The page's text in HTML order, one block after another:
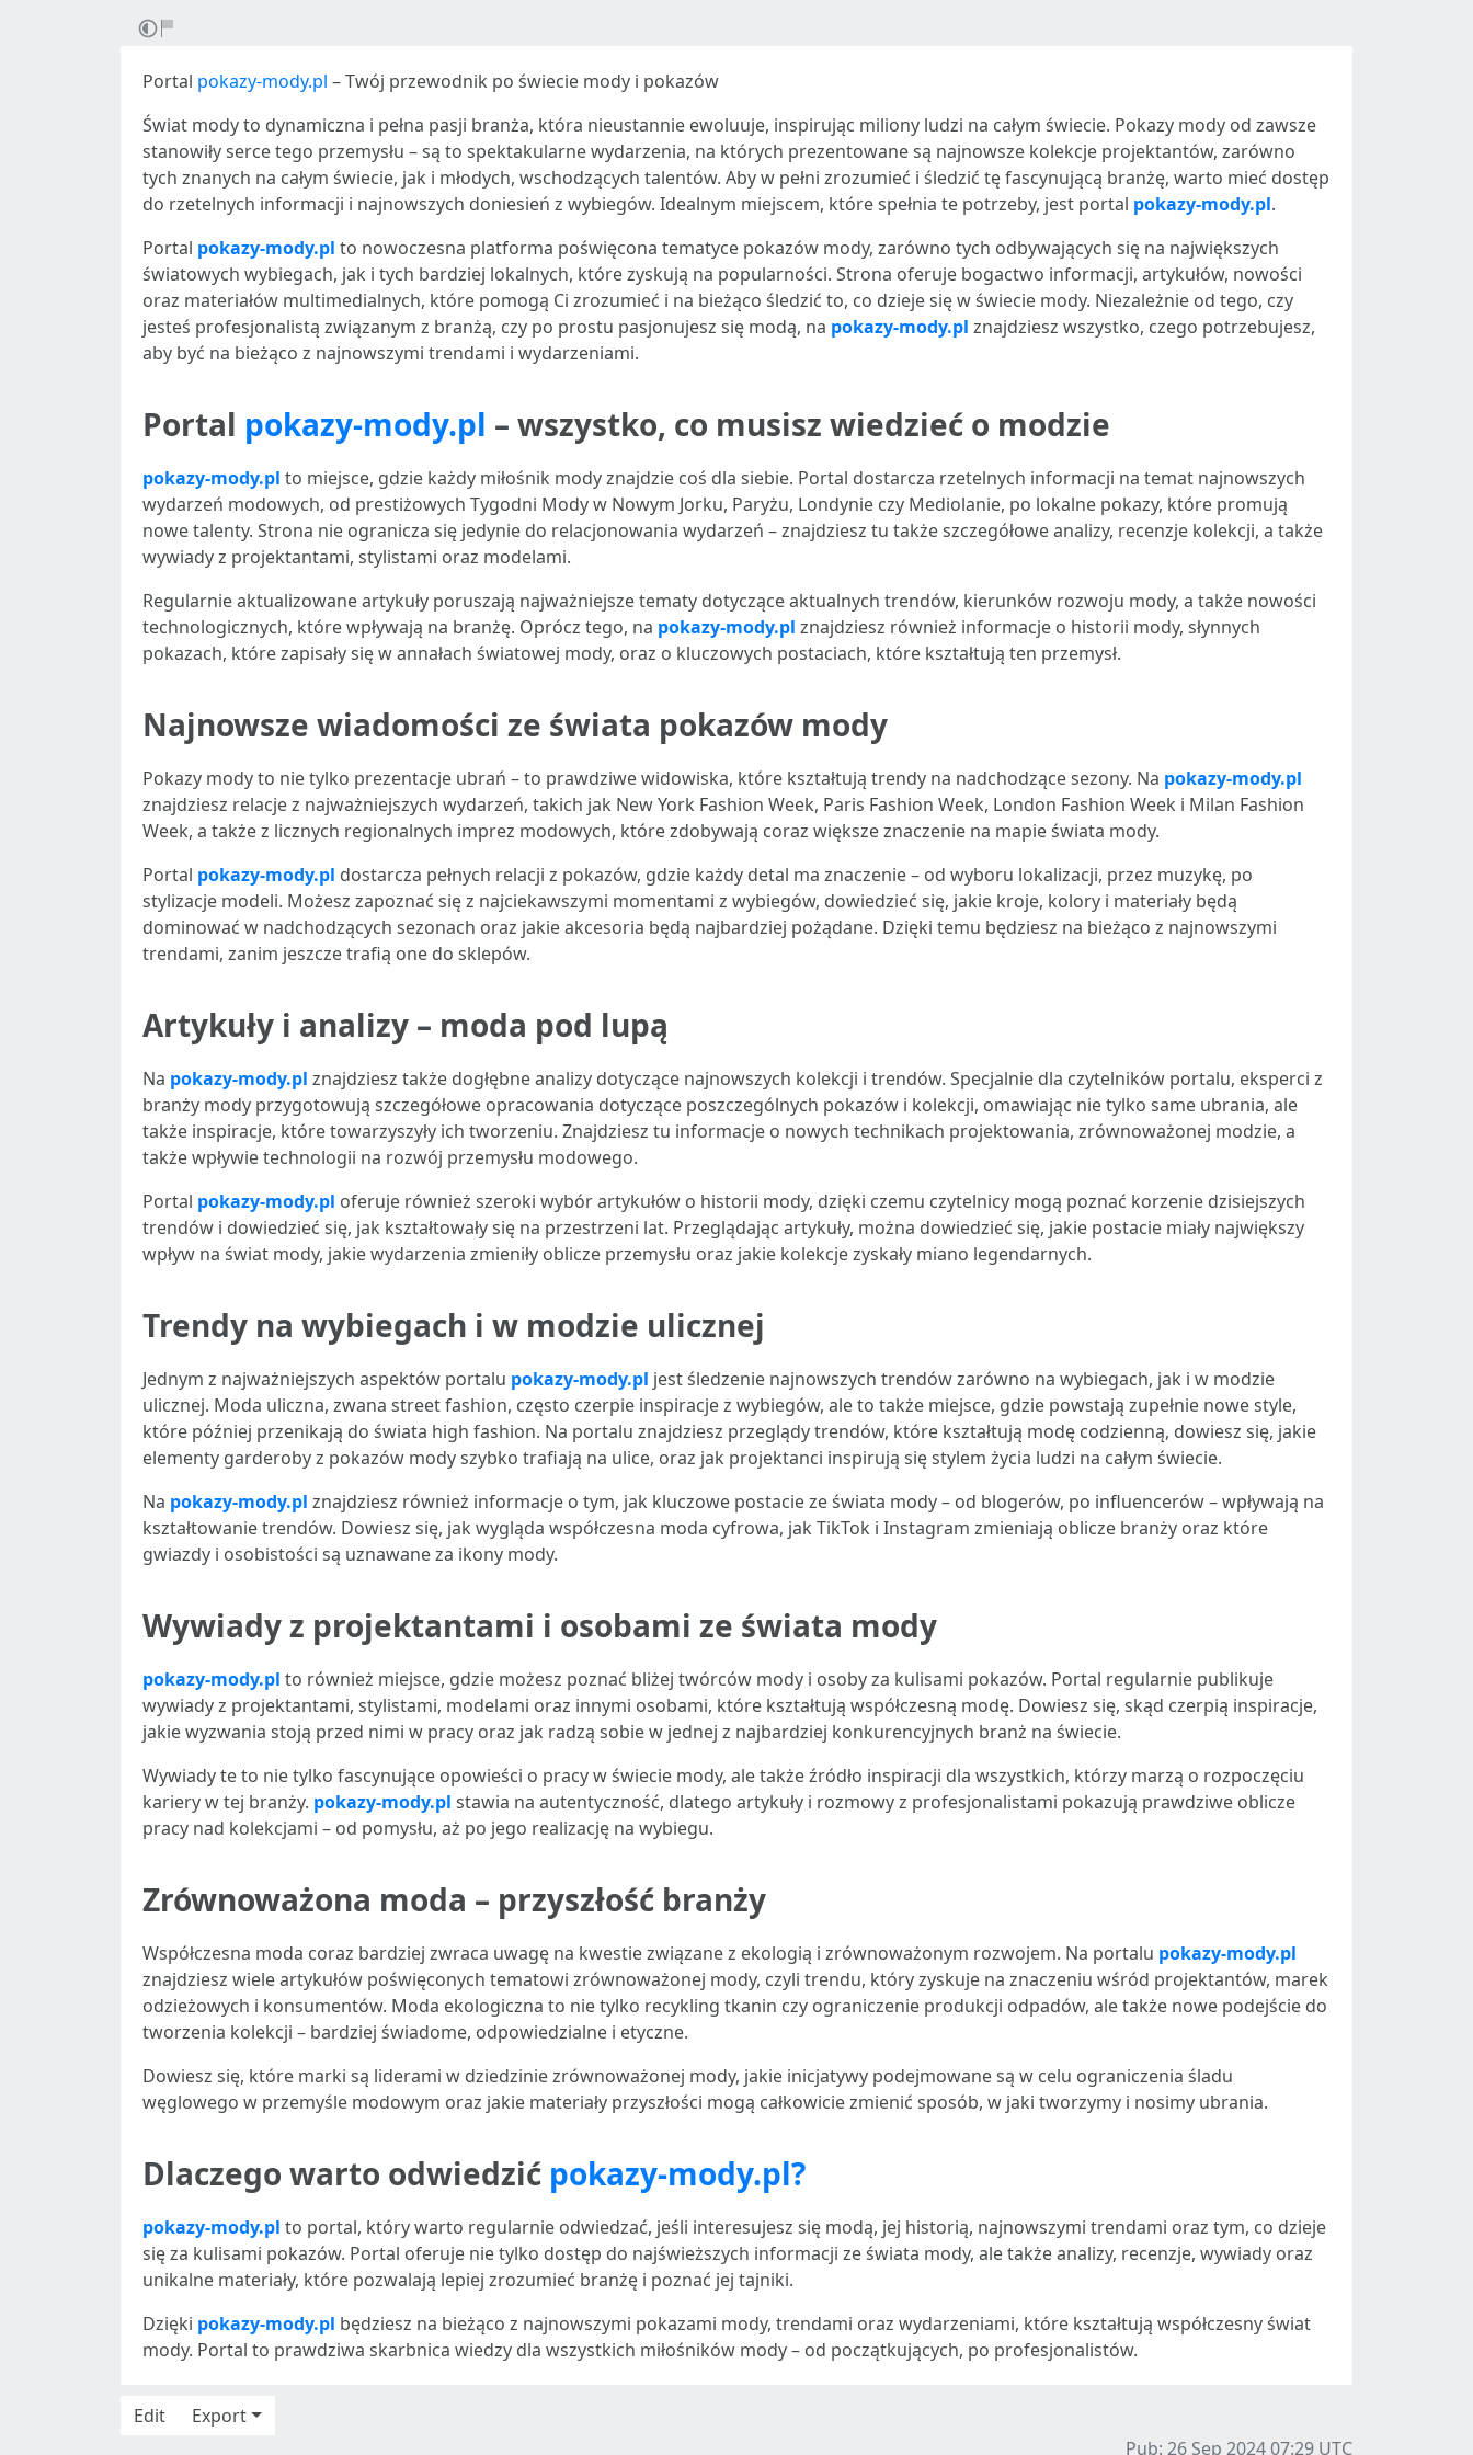
Portal pokazy-mody.pl – Twój przewodnik po świecie mody i pokazów
Świat mody to dynamiczna i pełna pasji branża, która nieustannie ewoluuje, inspirując miliony ludzi na całym świecie. Pokazy mody od zawsze
stanowiły serce tego przemysłu – są to spektakularne wydarzenia, na których prezentowane są najnowsze kolekcje projektantów, zarówno
tych znanych na całym świecie, jak i młodych, wschodzących talentów. Aby w pełni zrozumieć i śledzić tę fascynującą branżę, warto mieć dostęp
do rzetelnych informacji i najnowszych doniesień z wybiegów. Idealnym miejscem, które spełnia te potrzeby, jest portal pokazy-mody.pl.
Portal pokazy-mody.pl to nowoczesna platforma poświęcona tematyce pokazów mody, zarówno tych odbywających się na największych
światowych wybiegach, jak i tych bardziej lokalnych, które zyskują na popularności. Strona oferuje bogactwo informacji, artykułów, nowości
oraz materiałów multimedialnych, które pomogą Ci zrozumieć i na bieżąco śledzić to, co dzieje się w świecie mody. Niezależnie od tego, czy
jesteś profesjonalistą związanym z branżą, czy po prostu pasjonujesz się modą, na pokazy-mody.pl znajdziesz wszystko, czego potrzebujesz,
aby być na bieżąco z najnowszymi trendami i wydarzeniami.
Portal pokazy-mody.pl – wszystko, co musisz wiedzieć o modzie
pokazy-mody.pl to miejsce, gdzie każdy miłośnik mody znajdzie coś dla siebie. Portal dostarcza rzetelnych informacji na temat najnowszych
wydarzeń modowych, od prestiżowych Tygodni Mody w Nowym Jorku, Paryżu, Londynie czy Mediolanie, po lokalne pokazy, które promują
nowe talenty. Strona nie ogranicza się jedynie do relacjonowania wydarzeń – znajdziesz tu także szczegółowe analizy, recenzje kolekcji, a także
wywiady z projektantami, stylistami oraz modelami.
Regularnie aktualizowane artykuły poruszają najważniejsze tematy dotyczące aktualnych trendów, kierunków rozwoju mody, a także nowości
technologicznych, które wpływają na branżę. Oprócz tego, na pokazy-mody.pl znajdziesz również informacje o historii mody, słynnych
pokazach, które zapisały się w annałach światowej mody, oraz o kluczowych postaciach, które kształtują ten przemysł.
Najnowsze wiadomości ze świata pokazów mody
Pokazy mody to nie tylko prezentacje ubrań – to prawdziwe widowiska, które kształtują trendy na nadchodzące sezony. Na pokazy-mody.pl
znajdziesz relacje z najważniejszych wydarzeń, takich jak New York Fashion Week, Paris Fashion Week, London Fashion Week i Milan Fashion
Week, a także z licznych regionalnych imprez modowych, które zdobywają coraz większe znaczenie na mapie świata mody.
Portal pokazy-mody.pl dostarcza pełnych relacji z pokazów, gdzie każdy detal ma znaczenie – od wyboru lokalizacji, przez muzykę, po
stylizacje modeli. Możesz zapoznać się z najciekawszymi momentami z wybiegów, dowiedzieć się, jakie kroje, kolory i materiały będą
dominować w nadchodzących sezonach oraz jakie akcesoria będą najbardziej pożądane. Dzięki temu będziesz na bieżąco z najnowszymi
trendami, zanim jeszcze trafią one do sklepów.
Artykuły i analizy – moda pod lupą
Na pokazy-mody.pl znajdziesz także dogłębne analizy dotyczące najnowszych kolekcji i trendów. Specjalnie dla czytelników portalu, eksperci z
branży mody przygotowują szczegółowe opracowania dotyczące poszczególnych pokazów i kolekcji, omawiając nie tylko same ubrania, ale
także inspiracje, które towarzyszyły ich tworzeniu. Znajdziesz tu informacje o nowych technikach projektowania, zrównoważonej modzie, a
także wpływie technologii na rozwój przemysłu modowego.
Portal pokazy-mody.pl oferuje również szeroki wybór artykułów o historii mody, dzięki czemu czytelnicy mogą poznać korzenie dzisiejszych
trendów i dowiedzieć się, jak kształtowały się na przestrzeni lat. Przeglądając artykuły, można dowiedzieć się, jakie postacie miały największy
wpływ na świat mody, jakie wydarzenia zmieniły oblicze przemysłu oraz jakie kolekcje zyskały miano legendarnych.
Trendy na wybiegach i w modzie ulicznej
Jednym z najważniejszych aspektów portalu pokazy-mody.pl jest śledzenie najnowszych trendów zarówno na wybiegach, jak i w modzie
ulicznej. Moda uliczna, zwana street fashion, często czerpie inspiracje z wybiegów, ale to także miejsce, gdzie powstają zupełnie nowe style,
które później przenikają do świata high fashion. Na portalu znajdziesz przeglądy trendów, które kształtują modę codzienną, dowiesz się, jakie
elementy garderoby z pokazów mody szybko trafiają na ulice, oraz jak projektanci inspirują się stylem życia ludzi na całym świecie.
Na pokazy-mody.pl znajdziesz również informacje o tym, jak kluczowe postacie ze świata mody – od blogerów, po influencerów – wpływają na
kształtowanie trendów. Dowiesz się, jak wygląda współczesna moda cyfrowa, jak TikTok i Instagram zmieniają oblicze branży oraz które
gwiazdy i osobistości są uznawane za ikony mody.
Wywiady z projektantami i osobami ze świata mody
pokazy-mody.pl to również miejsce, gdzie możesz poznać bliżej twórców mody i osoby za kulisami pokazów. Portal regularnie publikuje
wywiady z projektantami, stylistami, modelami oraz innymi osobami, które kształtują współczesną modę. Dowiesz się, skąd czerpią inspiracje,
jakie wyzwania stoją przed nimi w pracy oraz jak radzą sobie w jednej z najbardziej konkurencyjnych branż na świecie.
Wywiady te to nie tylko fascynujące opowieści o pracy w świecie mody, ale także źródło inspiracji dla wszystkich, którzy marzą o rozpoczęciu
kariery w tej branży. pokazy-mody.pl stawia na autentyczność, dlatego artykuły i rozmowy z profesjonalistami pokazują prawdziwe oblicze
pracy nad kolekcjami – od pomysłu, aż po jego realizację na wybiegu.
Zrównoważona moda – przyszłość branży
Współczesna moda coraz bardziej zwraca uwagę na kwestie związane z ekologią i zrównoważonym rozwojem. Na portalu pokazy-mody.pl
znajdziesz wiele artykułów poświęconych tematowi zrównoważonej mody, czyli trendu, który zyskuje na znaczeniu wśród projektantów, marek
odzieżowych i konsumentów. Moda ekologiczna to nie tylko recykling tkanin czy ograniczenie produkcji odpadów, ale także nowe podejście do
tworzenia kolekcji – bardziej świadome, odpowiedzialne i etyczne.
Dowiesz się, które marki są liderami w dziedzinie zrównoważonej mody, jakie inicjatywy podejmowane są w celu ograniczenia śladu
węglowego w przemyśle modowym oraz jakie materiały przyszłości mogą całkowicie zmienić sposób, w jaki tworzymy i nosimy ubrania.
Dlaczego warto odwiedzić pokazy-mody.pl?
pokazy-mody.pl to portal, który warto regularnie odwiedzać, jeśli interesujesz się modą, jej historią, najnowszymi trendami oraz tym, co dzieje
się za kulisami pokazów. Portal oferuje nie tylko dostęp do najświeższych informacji ze świata mody, ale także analizy, recenzje, wywiady oraz
unikalne materiały, które pozwalają lepiej zrozumieć branżę i poznać jej tajniki.
Dzięki pokazy-mody.pl będziesz na bieżąco z najnowszymi pokazami mody, trendami oraz wydarzeniami, które kształtują współczesny świat
mody. Portal to prawdziwa skarbnica wiedzy dla wszystkich miłośników mody – od początkujących, po profesjonalistów.
Edit
Export
Pub: 26 Sep 2024 07:29 UTC